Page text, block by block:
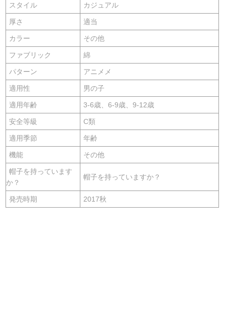
スタイル カジュアル
厚さ 適当
カラー その他
ファブリック 綿
パターン アニメメ
適用性 男の子
適用年齢 3-6歳、6-9歳、9-12歳
安全等級 C類
適用季節 年齢
機能 その他
帽子を持っています
か？
帽子を持っていますか？
発売時期 2017秋